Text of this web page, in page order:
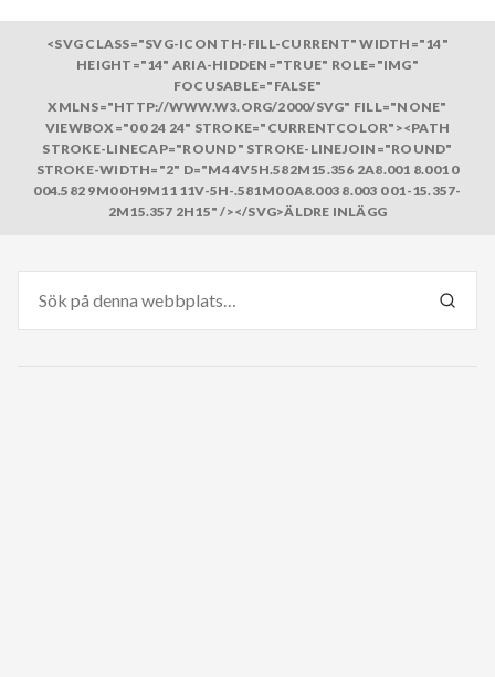
<SVG CLASS="SVG-ICON TH-FILL-CURRENT" WIDTH="14"
HEIGHT="14" ARIA-HIDDEN="TRUE" ROLE="IMG"
FOCUSABLE="FALSE"
XMLNS="HTTP://WWW.W3.ORG/2000/SVG" FILL="NONE"
VIEWBOX="0 0 24 24" STROKE="CURRENTCOLOR"><PATH
STROKE-LINECAP="ROUND" STROKE-LINEJOIN="ROUND"
STROKE-WIDTH="2" D="M4 4V5H.582M15.356 2A8.001 8.001 0
004.582 9M0 0H9M11 11V-5H-.581M0 0A8.003 8.003 0 01-15.357-
2M15.357 2H15" /></SVG>ÄLDRE INLÄGG
efter:
SÖK